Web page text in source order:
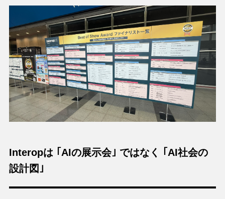
Interopは ｢AIの展示会｣ ではなく ｢AI社会の
設計図｣